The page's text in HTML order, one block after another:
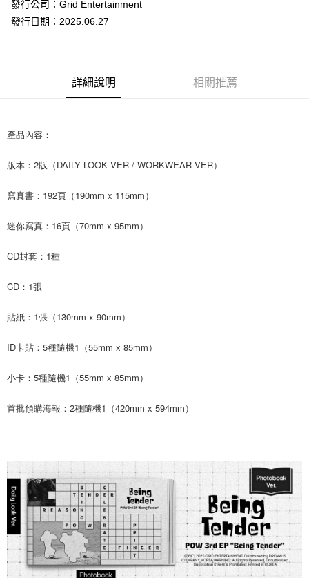
街口支付
１．簡單：不需註冊會員、不需綁卡、不需儲值。
２．便利：只要手機號碼，簡訊認證，即可結帳。
１．於結帳方式選擇「AFTEE先享後付」後，將跳轉至「AFTEE先享後付」
３．收到繳費通知簡訊後14天內，點擊此簡訊中的連結，可透過四大超商／
※ 請注意：結帳手續完成當下不需立刻繳費，但若您需要取消訂單，請聯絡
※ 交易是否成功請以「AFTEE先享後付 」之結帳頁面顯示為準，若有關於
客戶支援中心」https://netprotections.freshdesk.com/support/home
【注意事項】
１．透過由恩沛科技股份有限公司提供之「AFTEE先享後付」服務完成之交
權轉讓予恩沛科技股份有限公司。
https://aftee.tw/terms/#terms3
３．未成年的使用者請事先徵得法定代理人或監護人之同意方可使用
時審查核予不同之上限額度；若仍有額度不足之情形，本公司將視審查結果
請求用戶進行身份認證。
５．嚴禁一人註冊多個帳號或使用他人資訊註冊。若發現惡意使用之情形，
恩沛科技股份有限公司將有權停止該用戶之使用額度並採取法律行動。
運送方式
全家取貨付款
付款後全家取貨
每筆NT$60，滿NT$1,599(含以上)免運費
付款後7-11取貨
每筆NT$60，滿NT$1,599(含以上)免運費
每筆NT$90
宅配 (離島)
亞洲國家/地區配送 查看運費
北美國家/地區配送 查看運費
歐洲國家/地區配送 查看運費
發行公司：Grid Entertainment
發行日期：2025.06.27
詳細說明 相關推薦
產品內容：
版本：2版（DAILY LOOK VER / WORKWEAR VER）
寫真書：192頁（190mm x 115mm）
迷你寫真：16頁（70mm x 95mm）
CD封套：1種
CD：1張
貼紙：1張（130mm x 90mm）
ID卡貼：5種隨機1（55mm x 85mm）
小卡：5種隨機1（55mm x 85mm）
首批預購海報：2種隨機1（420mm x 594mm）